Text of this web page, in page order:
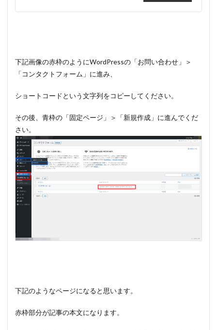
下記画像の赤枠のようにWordPressの「お問い合わせ」＞
「コンタクトフォーム」に進み、
ショートコードという文字列をコピーしてください。
その後、青枠の「固定ページ」＞「新規作成」に進んでくだ
さい。
下記のようなページになると思います。
赤枠部分が記事の本文になります。